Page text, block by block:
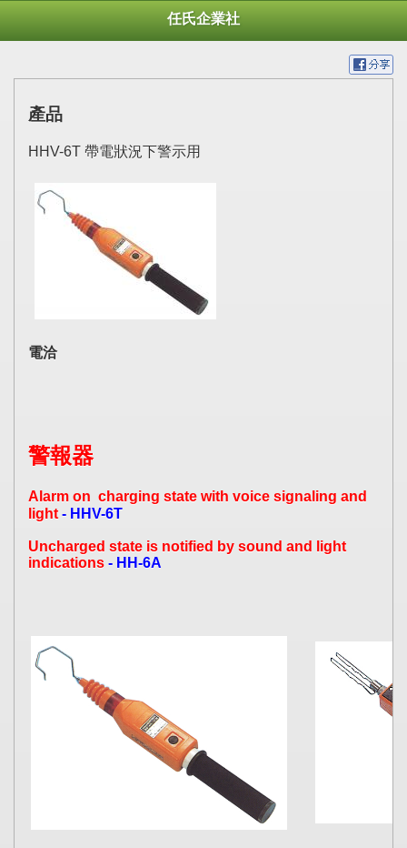
任氏企業社
產品
HHV-6T 帶電狀況下警示用
電洽
警報器
Alarm on charging state with voice signaling and
light - HHV-6T
Uncharged state is notified by sound and light
indications - HH-6A